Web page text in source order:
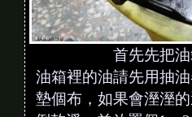
首先先把
油箱裡的油請先用抽
墊個布，如果會溼溼